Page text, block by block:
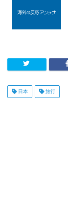
日本 旅行